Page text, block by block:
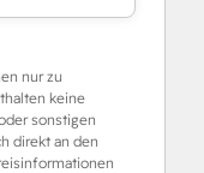
nur zu
keine
sonstigen
direkt an den